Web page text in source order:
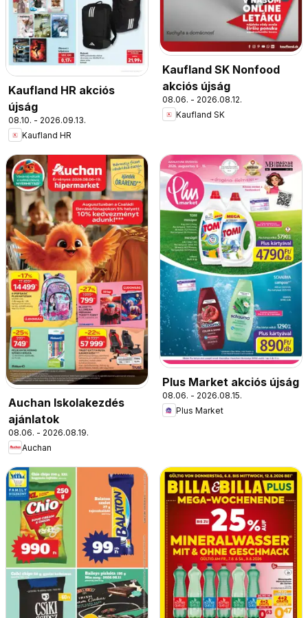
Kaufland HR akciós
újság
08.10. - 2026.09.13.
Kaufland HR
Kaufland SK Nonfood
akciós újság
08.06. - 2026.08.12.
Kaufland SK
Auchan Iskolakezdés
ajánlatok
08.06. - 2026.08.19.
Auchan
Plus Market akciós újság
08.06. - 2026.08.15.
Plus Market